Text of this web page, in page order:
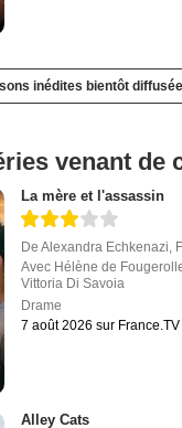
inédites bientôt
venant de
La mère et l'assassin
DeAlexandra Echkenazi
Avec Hélène de
Vittoria Di Savoia
Drame
7 août 2026 sur France.TV
Alley Cats